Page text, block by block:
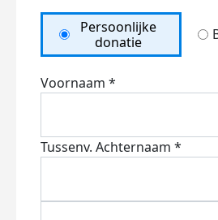
Persoonlijke
donatie
Voornaam *
Tussenv. Achternaam *